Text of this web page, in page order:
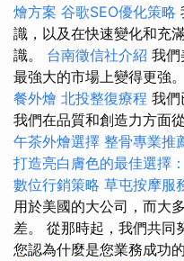
燴方案 谷歌SEO優化策略
識，以及在快速變化和充
識。 台南徵信社介紹 我們
最強大的市場上變得更強。
餐外燴 北投整復療程 我們
我們在品質和創造力方面
午茶外燴選擇 整骨專業推
打造亮白膚色的最佳選擇
數位行銷策略 草屯按摩服
用於美國的大公司，而大
差。 從那時起，我們共同
您認為什麼是您業務成功